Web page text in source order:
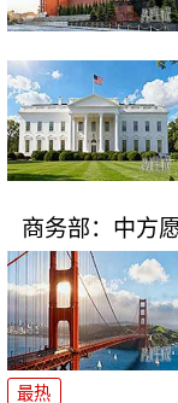
商务部：中方
最热